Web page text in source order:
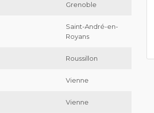
Grenoble
Saint-André-en-
Royans
Roussillon
Vienne
Vienne